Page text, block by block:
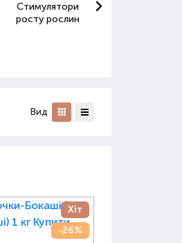
Стимулятори
росту рослин
Вид
Хіт
-26%